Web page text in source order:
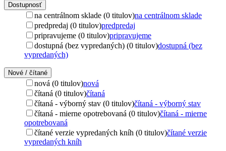
Dostupnosť
na centrálnom sklade (0 titulov)na centrálnom sklade
predpredaj (0 titulov)predpredaj
pripravujeme (0 titulov)pripravujeme
dostupná (bez vypredaných) (0 titulov)dostupná (bez
vypredaných)
Nové / čítané
nová (0 titulov)nová
čítaná (0 titulov)čítaná
čítaná - výborný stav (0 titulov)čítaná - výborný stav
čítaná - mierne opotrebovaná (0 titulov)čítaná - mierne
opotrebovaná
čítané verzie vypredaných kníh (0 titulov)čítané verzie
vypredaných kníh